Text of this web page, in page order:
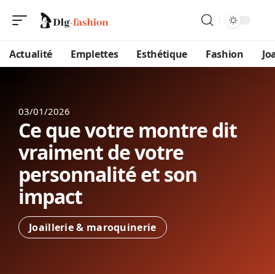
Actualité Emplettes Esthétique Fashion
03/01/2026
Ce que votre montre dit
vraiment de votre
personnalité et son
impact
Joaillerie & maroquinerie